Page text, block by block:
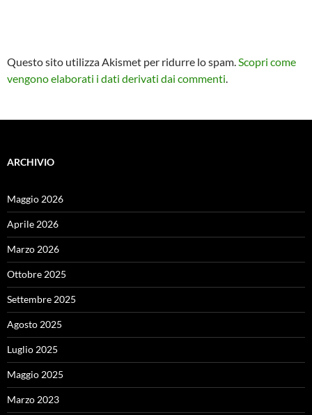
Questo sito utilizza Akismet per ridurre lo spam.Scopri come
vengono elaborati i dati derivati dai commenti.
ARCHIVIO
Maggio 2026
Aprile 2026
Marzo 2026
Ottobre 2025
Settembre 2025
Agosto 2025
Luglio 2025
Maggio 2025
Marzo 2023